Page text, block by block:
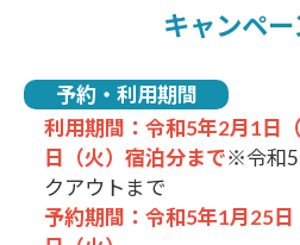
キャンペ
予約・利用期間
利用期間：令和5年2月1日
日（火）宿泊分まで※令和5
クアウトまで
予約期間：令和5年1月25